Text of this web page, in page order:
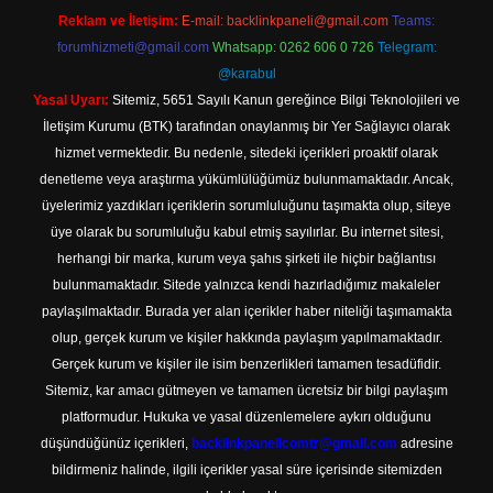
Reklam ve İletişim: E-mail: backlinkpaneli@gmail.com Teams:
forumhizmeti@gmail.com Whatsapp: 0262 606 0 726 Telegram:
@karabul
Yasal Uyarı: Sitemiz, 5651 Sayılı Kanun gereğince Bilgi Teknolojileri ve
İletişim Kurumu (BTK) tarafından onaylanmış bir Yer Sağlayıcı olarak
hizmet vermektedir. Bu nedenle, sitedeki içerikleri proaktif olarak
denetleme veya araştırma yükümlülüğümüz bulunmamaktadır. Ancak,
üyelerimiz yazdıkları içeriklerin sorumluluğunu taşımakta olup, siteye
üye olarak bu sorumluluğu kabul etmiş sayılırlar. Bu internet sitesi,
herhangi bir marka, kurum veya şahıs şirketi ile hiçbir bağlantısı
bulunmamaktadır. Sitede yalnızca kendi hazırladığımız makaleler
paylaşılmaktadır. Burada yer alan içerikler haber niteliği taşımamakta
olup, gerçek kurum ve kişiler hakkında paylaşım yapılmamaktadır.
Gerçek kurum ve kişiler ile isim benzerlikleri tamamen tesadüfidir.
Sitemiz, kar amacı gütmeyen ve tamamen ücretsiz bir bilgi paylaşım
platformudur. Hukuka ve yasal düzenlemelere aykırı olduğunu
düşündüğünüz içerikleri, backlinkpanelicomtr@gmail.com adresine
bildirmeniz halinde, ilgili içerikler yasal süre içerisinde sitemizden